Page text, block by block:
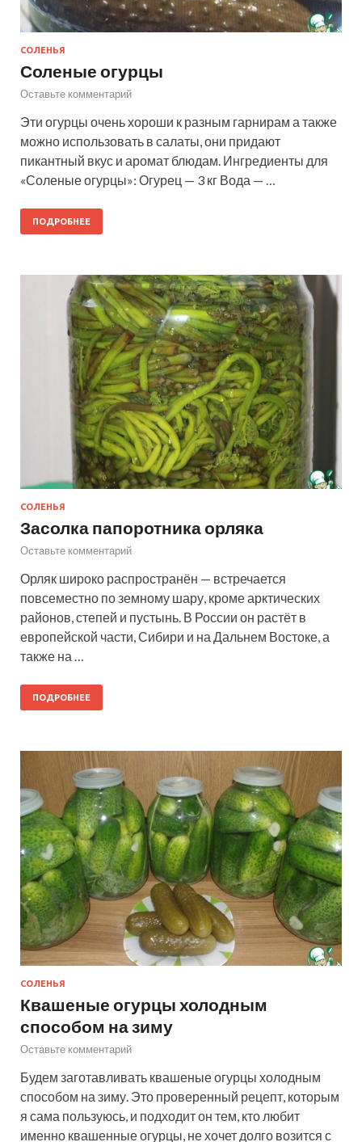
СОЛЕНЬЯ
Соленые огурцы
Оставьте комментарий
Эти огурцы очень хороши к разным гарнирам а также
можно использовать в салаты, они придают
пикантный вкус и аромат блюдам. Ингредиенты для
«Соленые огурцы»: Огурец — 3 кг Вода — …
ПОДРОБНЕЕ
СОЛЕНЬЯ
Засолка папоротника орляка
Оставьте комментарий
Орляк широко распространён — встречается
повсеместно по земному шару, кроме арктических
районов, степей и пустынь. В России он растёт в
европейской части, Сибири и на Дальнем Востоке, а
также на …
ПОДРОБНЕЕ
СОЛЕНЬЯ
Квашеные огурцы холодным
способом на зиму
Оставьте комментарий
Будем заготавливать квашеные огурцы холодным
способом на зиму. Это проверенный рецепт, которым
я сама пользуюсь, и подходит он тем, кто любит
именно квашенные огурцы, не хочет долго возится с